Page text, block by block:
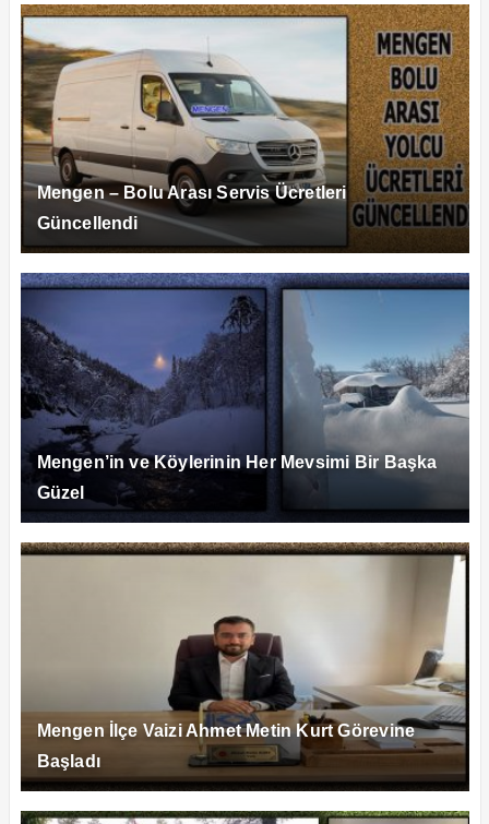
Mengen – Bolu Arası Servis Ücretleri
Güncellendi
Mengen’in ve Köylerinin Her Mevsimi Bir Başka
Güzel
Mengen İlçe Vaizi Ahmet Metin Kurt Görevine
Başladı